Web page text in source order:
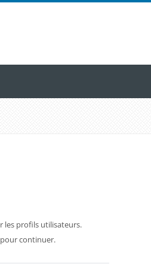
les profils utilisateurs.
continuer.